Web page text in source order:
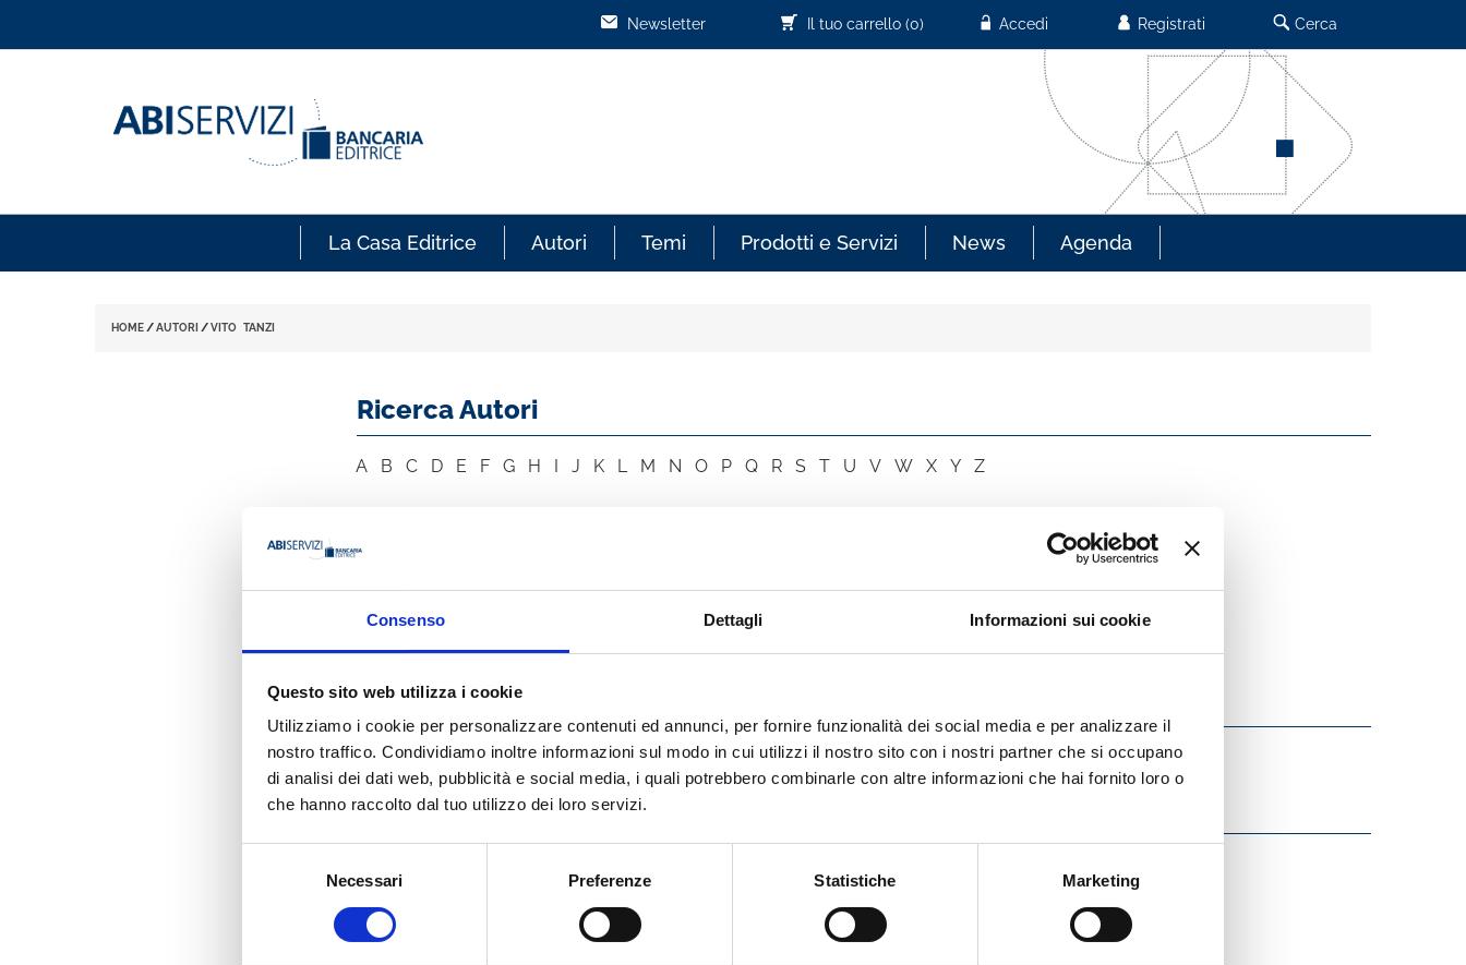
Consenso Dettagli Informazioni sui cookie
Questo sito web utilizza i cookie
Utilizziamo i cookie per personalizzare contenuti ed annunci, per fornire funzionalità dei social media e per analizzare il
nostro traffico. Condividiamo inoltre informazioni sul modo in cui utilizzi il nostro sito con i nostri partner che si occupano
di analisi dei dati web, pubblicità e social media, i quali potrebbero combinarle con altre informazioni che hai fornito loro o
che hanno raccolto dal tuo utilizzo dei loro servizi.
Necessari Preferenze Statistiche Marketing
Cerca
Registrati
Accedi
Il tuo carrello (0)
Newsletter
La Casa Editrice Autori Temi Prodotti e Servizi News Agenda
HOME /AUTORI /VITO TANZI
Ricerca Autori
A B C D E F G H I J K L M N O P Q R S T U V W X Y Z
Vito Tanzi
Ha pubblicato con noi